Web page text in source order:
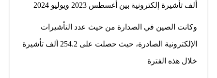
ألف تأشيرة إلكترونية بين أغسطس 2023 ويوليو 2024
وكانت الصين في الصدارة من حيث عدد التأشيرات
الإلكترونية الصادرة، حيث حصلت على 254.2 ألف تأشيرة
خلال هذه الفترة